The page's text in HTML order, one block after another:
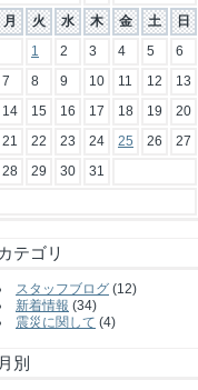
月
火 水 木 金 土
日
1
2 3 4 5
6
7
8 9 10 11 12
13
14
15 16 17 18 19
20
21
22 23 24 25 26
27
28
29 30 31
カテゴリ
スタッフブログ (12)
新着情報 (34)
震災に関して (4)
月別